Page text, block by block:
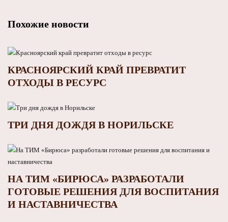
Похожие новости
КРАСНОЯРСКИЙ КРАЙ ПРЕВРАТИТ
ОТХОДЫ В РЕСУРС
ТРИ ДНЯ ДОЖДЯ В НОРИЛЬСКЕ
НА ТИМ «БИРЮСА» РАЗРАБОТАЛИ
ГОТОВЫЕ РЕШЕНИЯ ДЛЯ ВОСПИТАНИЯ
И НАСТАВНИЧЕСТВА